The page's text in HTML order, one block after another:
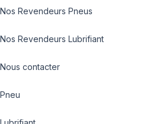
Nos Revendeurs Pneus
Nos Revendeurs Lubrifiant
Nous contacter
Pneu